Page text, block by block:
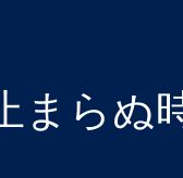
まらぬ